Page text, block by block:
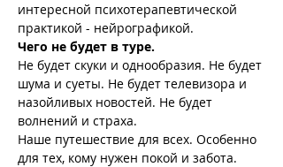
интересной психотерапевтической
практикой - нейрографикой.
Чего не будет в туре.
Не будет скуки и однообразия. Не будет
шума и суеты. Не будет телевизора и
назойливых новостей. Не будет
волнений и страха.
Наше путешествие для всех. Особенно
для тех, кому нужен покой и забота.